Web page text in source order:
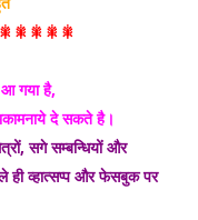
आ गया है,
दे सकते है।
सगे सम्बन्धियों और
ही व्हात्सप्प और फेसबुक पर